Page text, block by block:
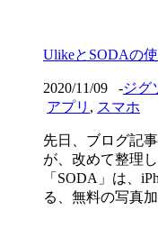
UlikeとSODAの
2020/11/09 -ジグ
アプリ , スマホ
先日、ブログ記
が、改めて整理
「SODA」は、
る、無料の写真